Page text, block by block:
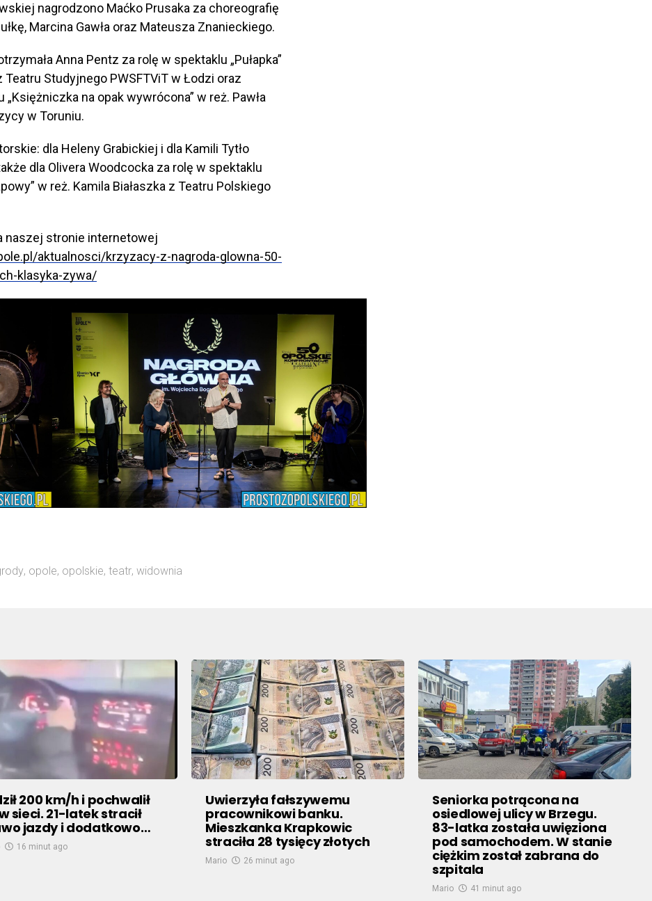
nagrodzono Maćko Prusaka za choreografię
Marcina Gawła oraz Mateusza Znanieckiego.
Anna Pentz za rolę w spektaklu „Pułapka”
Studyjnego PWSFTViT w Łodzi oraz
na opak wywrócona” w reż. Pawła
w Toruniu.
dla Heleny Grabickiej i dla Kamili Tytło
dla Olivera Woodcocka za rolę w spektaklu
w reż. Kamila Białaszka z Teatru Polskiego
naszej stronie internetowej
aktualnosci/krzyzacy-z-nagroda-glowna-50-
klasyka-zywa/
, opole, opolskie, teatr, widownia
200 km/h i pochwalił
sieci. 21-latek stracił
jazdy i dodatkowo…
16 minut ago
Uwierzyła fałszywemu
pracownikowi banku.
Mieszkanka Krapkowic
straciła 28 tysięcy złotych
Mario 26 minut ago
Seniorka potrącona na
osiedlowej ulicy w Brzegu.
83-latka została uwięziona
pod samochodem. W stanie
ciężkim został zabrana do
szpitala
Mario 41 minut ago